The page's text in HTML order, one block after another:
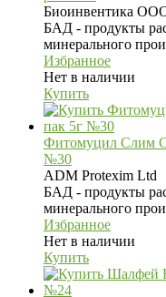
Биоинвентика
БАД - продукты
минерального
Избранное
Нет в наличии
Купить
Фитомуцил Слим
№30
ADM Protexim Ltd
БАД - продукты
минерального
Избранное
Нет в наличии
Купить